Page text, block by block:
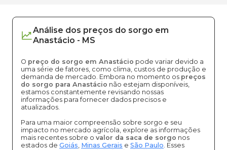
Análise dos preços do sorgo em
Anastácio - MS
O preço do sorgo em Anastácio pode variar devido a
uma série de fatores, como clima, custos de produção e
demanda de mercado. Embora no momento os preços
do sorgo para Anastácio não estejam disponíveis,
estamos constantemente revisando nossas
informações para fornecer dados precisos e
atualizados.
Para uma maior compreensão sobre sorgo e seu
impacto no mercado agrícola, explore as informações
mais recentes sobre o valor da saca de sorgo nos
estados de Goiás, Minas Gerais e São Paulo. Esses